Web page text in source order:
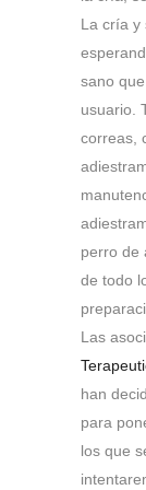
La cría y
sano
usuario.
correas,
perro de
de todo
Las
han
para
los que